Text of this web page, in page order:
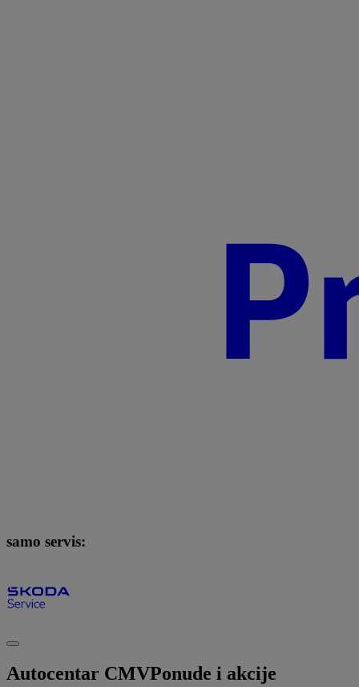
samo servis:
Autocentar CMVPonude i akcije